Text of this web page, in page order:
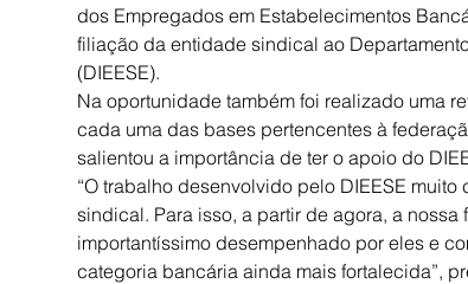
dos Empregados em Estabelecimentos
filiação da entidade sindical ao
(DIEESE).
Na oportunidade também foi realizado uma
cada uma das bases pertencentes à
salientou a importância de ter o apoio do
“O trabalho desenvolvido pelo DIEESE
sindical. Para isso, a partir de agora, a
importantíssimo desempenhado por eles e
categoria bancária ainda mais fortalecida”,